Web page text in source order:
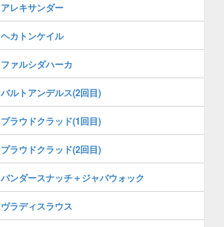
アレキサンダー
ヘカトンケイル
ファルシダハーカ
バルトアンデルス(2回目)
プラウドクラッド(1回目)
プラウドクラッド(2回目)
バンダースナッチ＋ジャバウォック
ヴラディスラウス